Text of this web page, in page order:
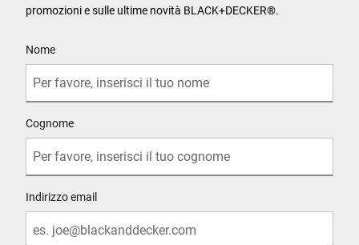
promozioni e sulle ultime novità BLACK+DECKER®.
Nome
Cognome
Indirizzo email